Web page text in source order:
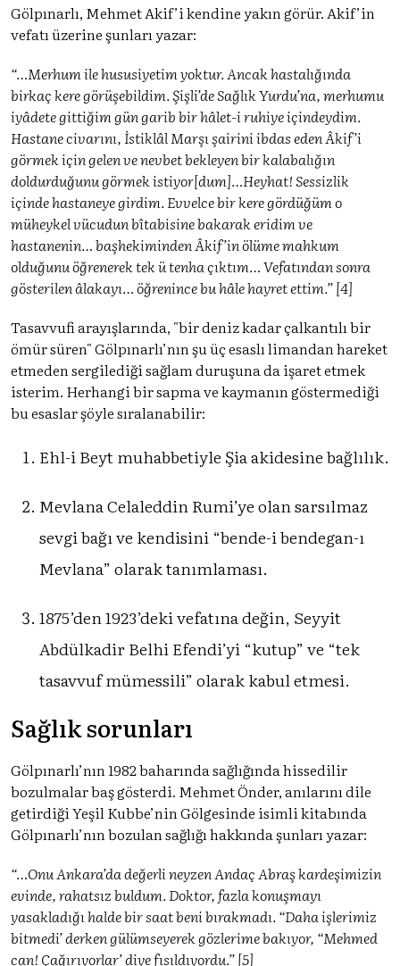
Gölpınarlı, Mehmet Akif’i kendine yakın görür. Akif’in
vefatı üzerine şunları yazar:
“…Merhum ile hususiyetim yoktur. Ancak hastalığında
birkaç kere görüşebildim. Şişli’de Sağlık Yurdu’na, merhumu
iyâdete gittiğim gün garib bir hâlet-i ruhiye içindeydim.
Hastane civarını, İstiklâl Marşı şairini ibdas eden Âkif’i
görmek için gelen ve nevbet bekleyen bir kalabalığın
doldurduğunu görmek istiyor[dum]…Heyhat! Sessizlik
içinde hastaneye girdim. Evvelce bir kere gördüğüm o
müheykel vücudun bîtabisine bakarak eridim ve
hastanenin… başhekiminden Âkif’in ölüme mahkum
olduğunu öğrenerek tek ü tenha çıktım… Vefatından sonra
gösterilen âlakayı… öğrenince bu hâle hayret ettim.” [4]
Tasavvufi arayışlarında, "bir deniz kadar çalkantılı bir
ömür süren" Gölpınarlı’nın şu üç esaslı limandan hareket
etmeden sergilediği sağlam duruşuna da işaret etmek
isterim. Herhangi bir sapma ve kaymanın göstermediği
bu esaslar şöyle sıralanabilir:
Ehl-i Beyt muhabbetiyle Şia akidesine bağlılık.
Mevlana Celaleddin Rumi’ye olan sarsılmaz
sevgi bağı ve kendisini “bende-i bendegan-ı
Mevlana” olarak tanımlaması.
1875’den 1923’deki vefatına değin, Seyyit
Abdülkadir Belhi Efendi’yi “kutup” ve “tek
tasavvuf mümessili” olarak kabul etmesi.
Sağlık sorunları
Gölpınarlı’nın 1982 baharında sağlığında hissedilir
bozulmalar baş gösterdi. Mehmet Önder, anılarını dile
getirdiği Yeşil Kubbe’nin Gölgesinde isimli kitabında
Gölpınarlı’nın bozulan sağlığı hakkında şunları yazar:
“…Onu Ankara’da değerli neyzen Andaç Abraş kardeşimizin
evinde, rahatsız buldum. Doktor, fazla konuşmayı
yasakladığı halde bir saat beni bırakmadı. “Daha işlerimiz
bitmedi’ derken gülümseyerek gözlerime bakıyor, “Mehmed
can! Çağırıyorlar’ diye fısıldıyordu.” [5]